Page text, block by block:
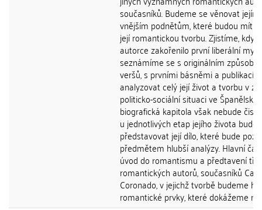
současníků. Budeme se věnovat
vnějším podnětům, které budou mít
její romantickou tvorbu. Zjistíme, kdy
autorce zakořenilo první liberální
seznámíme se s originálním
veršů, s prvními básněmi a publikací.
analyzovat celý její život a tvorbu v
politicko-sociální situaci ve
biografická kapitola však nebude
u jednotlivých etap jejího života
představovat její dílo, které bude
předmětem hlubší analýzy. Hlavní
úvod do romantismu a předtavení tří
romantických autorů, současníků
Coronado, v jejichž tvorbě budeme
romantické prvky, které dokážeme na